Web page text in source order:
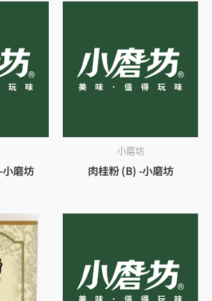
磨坊
小磨坊
肉桂粉 (B) -小磨坊